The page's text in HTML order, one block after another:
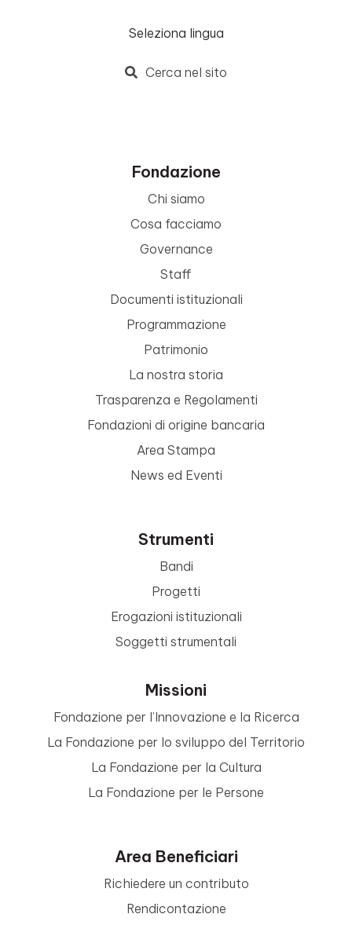
Seleziona lingua
Cerca nel sito
Fondazione
Chi siamo
Cosa facciamo
Governance
Staff
Documenti istituzionali
Programmazione
Patrimonio
La nostra storia
Trasparenza e Regolamenti
Fondazioni di origine bancaria
Area Stampa
News ed Eventi
Strumenti
Bandi
Progetti
Erogazioni istituzionali
Soggetti strumentali
Missioni
Fondazione per l’Innovazione e la Ricerca
La Fondazione per lo sviluppo del Territorio
La Fondazione per la Cultura
La Fondazione per le Persone
Area Beneficiari
Richiedere un contributo
Rendicontazione